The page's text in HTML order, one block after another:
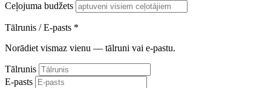
Ceļojuma budžets
Tālrunis / E-pasts *
Norādiet vismaz vienu — tālruni vai e-pastu.
Tālrunis
E-pasts